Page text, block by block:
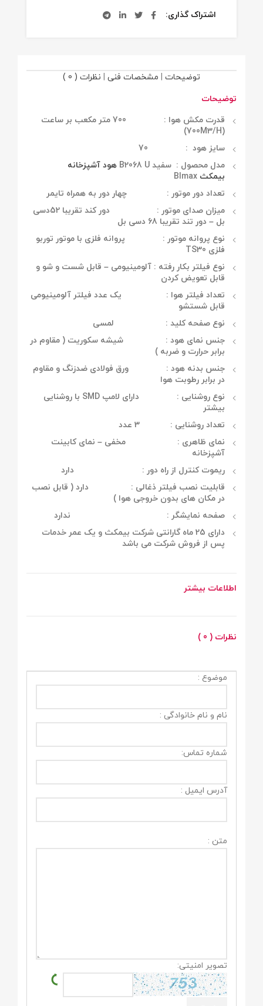
اشتراک گذاری
توضیحات | مشخصات فنی | نظرات ( 0 )
توضیحات
قدرت مکش هوا : 700 متر مکعب بر ساعت
(700M3/H)
سایز هود : 70
مدل محصول : سفید B2068 U
هود آشپزخانه
بیمکث
تعداد دور موتور : چهار دور به همراه تایمر
میزان صدای موتور : دور کند تقریبا 52دسی
بل – دور تند تقریبا 68 دسی بل
نوع پروانه موتور : پروانه فلزی با موتور توربو
فلزی TS30
نوع فیلتر بکار رفته : آلومینیومی – قابل شست و شو و
قابل تعویض کردن
تعداد فیلتر هوا : یک عدد فیلتر آلومینیومی
قابل شستشو
نوع صفحه کلید : لمسی
جنس نمای هود : شیشه سکوریت ( مقاوم در
برابر حرارت و ضربه )
جنس بدنه هود : ورق فولادی ضدزنگ و مقاوم
در برابر رطوبت هوا
نوع روشنایی : دارای لامپ SMD با روشنایی
بیشتر
تعداد روشنایی : 3 عدد
نمای ظاهری : مخفی – نمای کابینت
آشپزخانه
ریموت کنترل از راه دور : دارد
قابلیت نصب فیلتر ذغالی : دارد ( قابل نصب
در مکان های بدون خروجی هوا )
صفحه نمایشگر : ندارد
دارای 25 ماه گارانتی شرکت بیمکث و یک عمر خدمات
پس از فروش شرکت می باشد
اطلاعات بیشتر
نظرات ( 0 )
موضوع :
نام و نام خانوادگی :
شماره تماس:
آدرس ایمیل :
متن :
تصویر امنیتی: